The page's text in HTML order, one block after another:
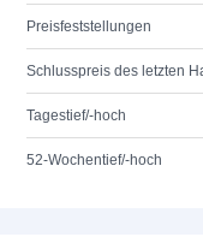
Preisfeststellungen
Schlusspreis des letzten
Tagestief/-hoch
52-Wochentief/-hoch